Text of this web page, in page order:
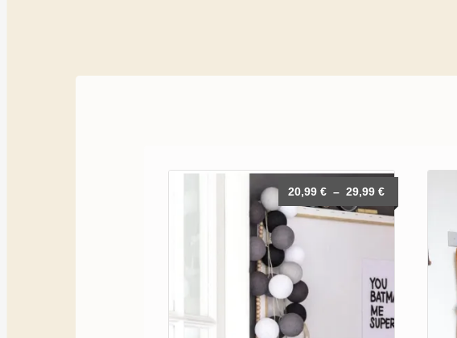
20,99 € – 29,99 €